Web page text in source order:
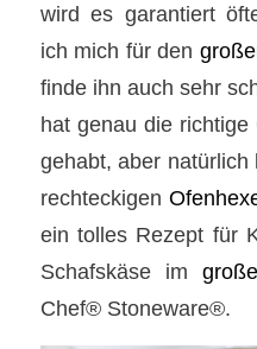
wird es garantiert
ich mich für den
finde ihn auch sehr
hat genau die
gehabt, aber
rechteckigen
ein tolles Rezept für
Schafskäse im
Chef® Stoneware®.